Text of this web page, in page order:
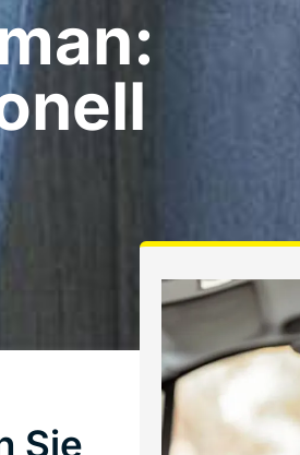
Sie